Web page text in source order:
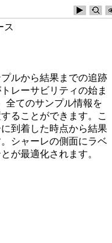
ス
ルから結果までの追跡
レーサビリティの始ま
全てのサンプル情報を
ることができます。こ
到着した時点から結果
シャーレの側面にラベ
が最適化されます。